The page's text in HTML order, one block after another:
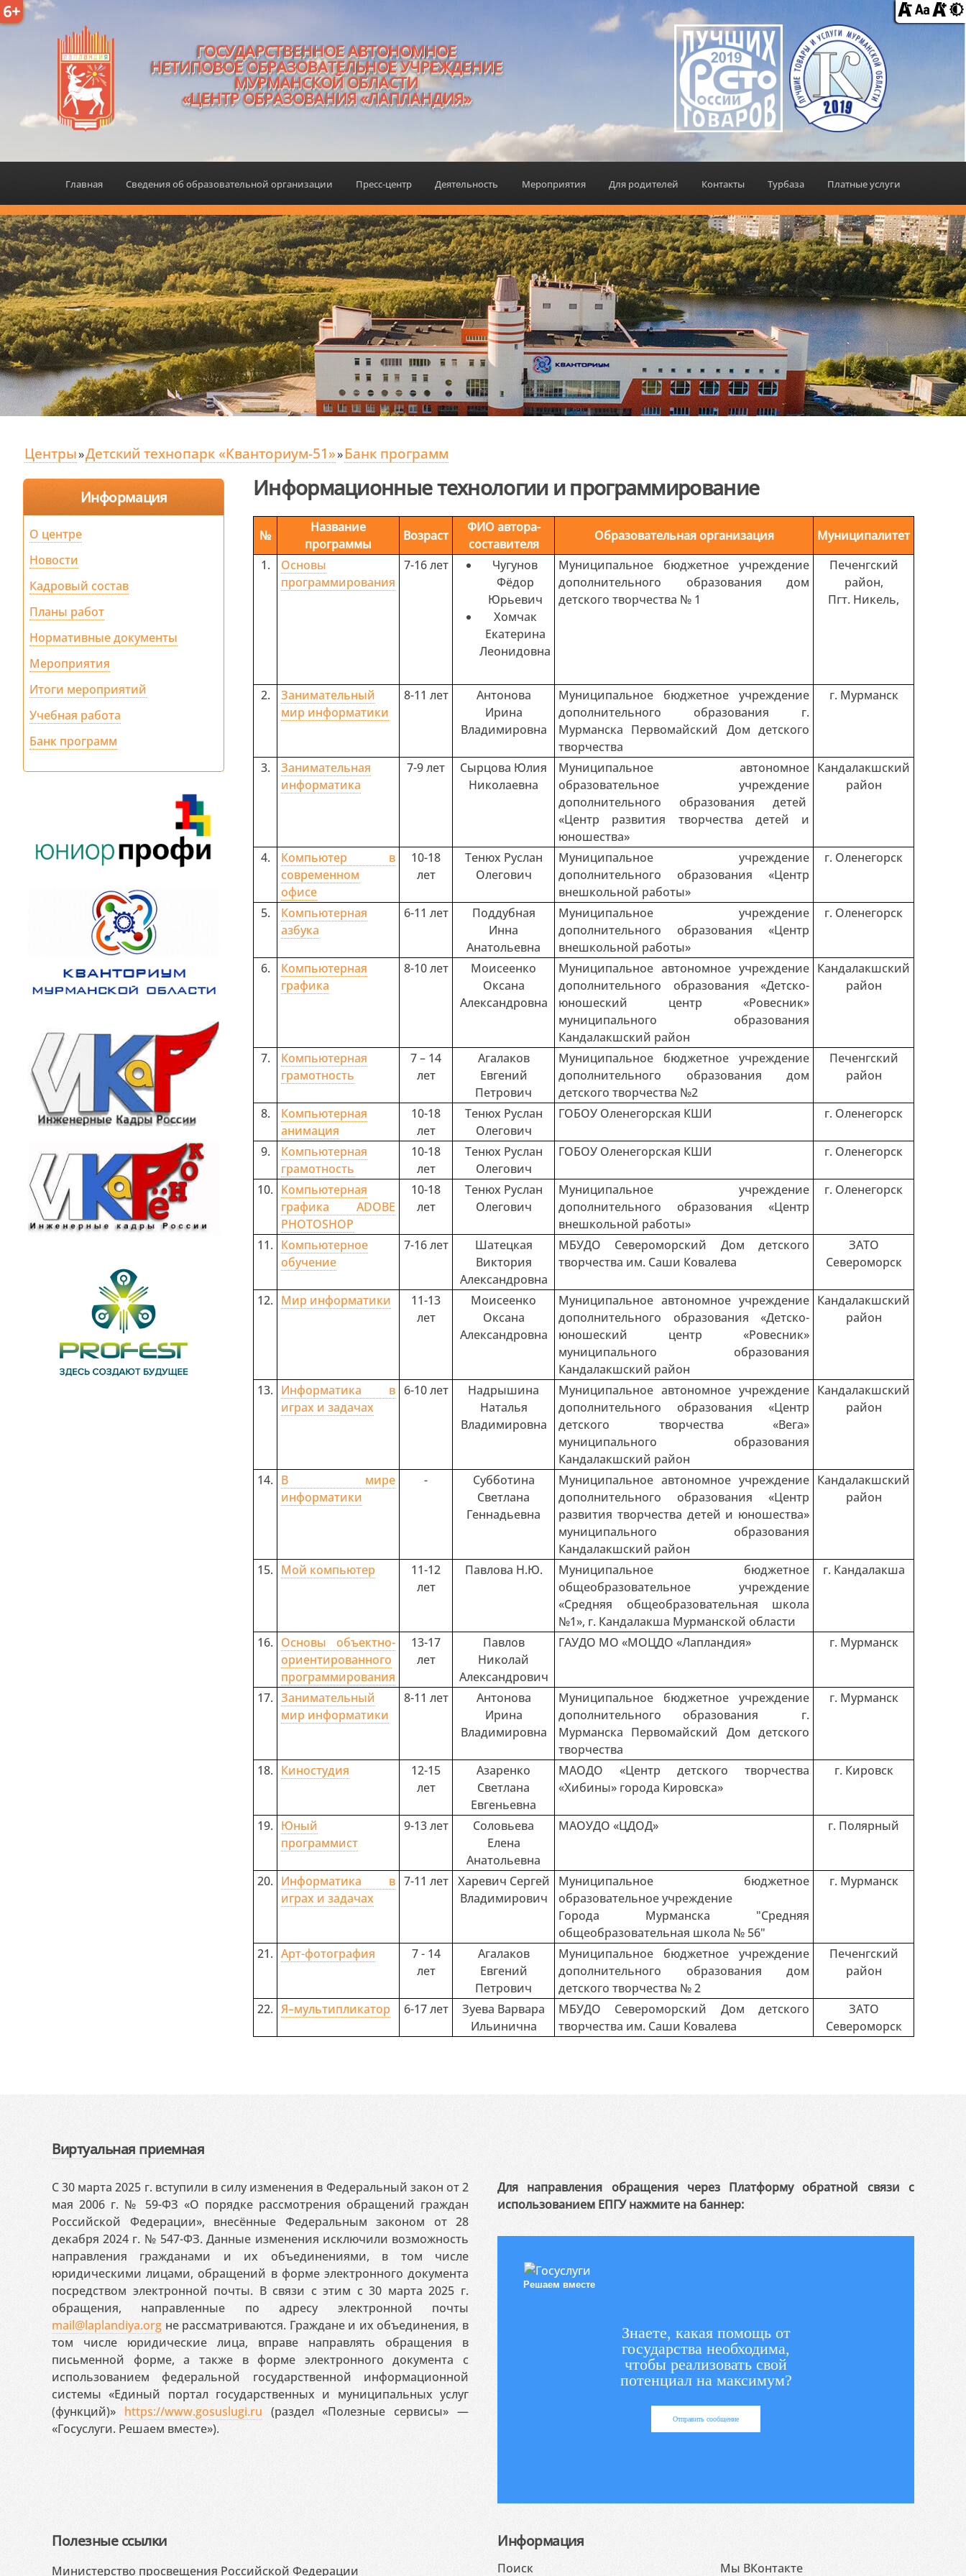
6+
ГОСУДАРСТВЕННОЕ АВТОНОМНОЕ
НЕТИПОВОЕ ОБРАЗОВАТЕЛЬНОЕ УЧРЕЖДЕНИЕ
МУРМАНСКОЙ ОБЛАСТИ
«ЦЕНТР ОБРАЗОВАНИЯ «ЛАПЛАНДИЯ»
Главная Сведения об образовательной организации Пресс-центр Деятельность Мероприятия Для родителей Контакты Турбаза Платные услуги
Центры»Детский технопарк «Кванториум-51»»Банк программ
Информация
О центре
Новости
Кадровый состав
Планы работ
Нормативные документы
Мероприятия
Итоги мероприятий
Учебная работа
Банк программ
Информационные технологии и программирование
№
Название
программы
Возраст
ФИО автора-
составителя
Образовательная организация
Муниципалитет
1.
Основы
программирования
7-16 лет
Чугунов
Фёдор
Юрьевич
Хомчак
Екатерина
Леонидовна
Муниципальное бюджетное учреждение
дополнительного образования дом
детского творчества № 1
Печенгский
район,
Пгт. Никель,
2.
Занимательный
мир информатики
8-11 лет
Антонова
Ирина
Владимировна
Муниципальное бюджетное учреждение
дополнительного образования г.
Мурманска Первомайский Дом детского
творчества
г. Мурманск
3.
Занимательная
информатика
7-9 лет
Сырцова Юлия
Николаевна
Муниципальное автономное
образовательное учреждение
дополнительного образования детей
«Центр развития творчества детей и
юношества»
Кандалакшский
район
4.
Компьютер в
современном
офисе
10-18
лет
Тенюх Руслан
Олегович
Муниципальное учреждение
дополнительного образования «Центр
внешкольной работы»
г. Оленегорск
5.
Компьютерная
азбука
6-11 лет
Поддубная
Инна
Анатольевна
Муниципальное учреждение
дополнительного образования «Центр
внешкольной работы»
г. Оленегорск
6.
Компьютерная
графика
8-10 лет
Моисеенко
Оксана
Александровна
Муниципальное автономное учреждение
дополнительного образования «Детско-
юношеский центр «Ровесник»
муниципального образования
Кандалакшский район
Кандалакшский
район
7.
Компьютерная
грамотность
7 – 14
лет
Агалаков
Евгений
Петрович
Муниципальное бюджетное учреждение
дополнительного образования дом
детского творчества №2
Печенгский
район
8.
Компьютерная
анимация
10-18
лет
Тенюх Руслан
Олегович
ГОБОУ Оленегорская КШИ г. Оленегорск
9.
Компьютерная
грамотность
10-18
лет
Тенюх Руслан
Олегович
ГОБОУ Оленегорская КШИ г. Оленегорск
10. Компьютерная
графика ADOBE
PHOTOSHOP
10-18
лет
Тенюх Руслан
Олегович
Муниципальное учреждение
дополнительного образования «Центр
внешкольной работы»
г. Оленегорск
11. Компьютерное
обучение
7-16 лет
Шатецкая
Виктория
Александровна
МБУДО Североморский Дом детского
творчества им. Саши Ковалева
ЗАТО
Североморск
12. Мир информатики
11-13
лет
Моисеенко
Оксана
Александровна
Муниципальное автономное учреждение
дополнительного образования «Детско-
юношеский центр «Ровесник»
муниципального образования
Кандалакшский район
Кандалакшский
район
13. Информатика в
играх и задачах
6-10 лет
Надрышина
Наталья
Владимировна
Муниципальное автономное учреждение
дополнительного образования «Центр
детского творчества «Вега»
муниципального образования
Кандалакшский район
Кандалакшский
район
14. В мире
информатики
-
Субботина
Светлана
Геннадьевна
Муниципальное автономное учреждение
дополнительного образования «Центр
развития творчества детей и юношества»
муниципального образования
Кандалакшский район
Кандалакшский
район
15. Мой компьютер
11-12
лет
Павлова Н.Ю.
Муниципальное бюджетное
общеобразовательное учреждение
«Средняя общеобразовательная школа
№1», г. Кандалакша Мурманской области
г. Кандалакша
16. Основы объектно-
ориентированного
программирования
13-17
лет
Павлов
Николай
Александрович
ГАУДО МО «МОЦДО «Лапландия» г. Мурманск
17. Занимательный
мир информатики
8-11 лет
Антонова
Ирина
Владимировна
Муниципальное бюджетное учреждение
дополнительного образования г.
Мурманска Первомайский Дом детского
творчества
г. Мурманск
18. Киностудия
12-15
лет
Азаренко
Светлана
Евгеньевна
МАОДО «Центр детского творчества
«Хибины» города Кировска»
г. Кировск
19. Юный
программист
9-13 лет
Соловьева
Елена
Анатольевна
МАОУДО «ЦДОД» г. Полярный
20. Информатика в
играх и задачах
7-11 лет
Харевич Сергей
Владимирович
Муниципальное бюджетное
образовательное учреждение
Города Мурманска "Средняя
общеобразовательная школа № 56"
г. Мурманск
21. Арт-фотография
7 - 14
лет
Агалаков
Евгений
Петрович
Муниципальное бюджетное учреждение
дополнительного образования дом
детского творчества № 2
Печенгский
район
22. Я–мультипликатор 6-17 лет
Зуева Варвара
Ильинична
МБУДО Североморский Дом детского
творчества им. Саши Ковалева
ЗАТО
Североморск
Виртуальная приемная
С 30 марта 2025 г. вступили в силу изменения в Федеральный закон от 2
мая 2006 г. № 59-ФЗ «О порядке рассмотрения обращений граждан
Российской Федерации», внесённые Федеральным законом от 28
декабря 2024 г. № 547-ФЗ. Данные изменения исключили возможность
направления гражданами и их объединениями, в том числе
юридическими лицами, обращений в форме электронного документа
посредством электронной почты. В связи с этим с 30 марта 2025 г.
обращения, направленные по адресу электронной почты
mail@laplandiya.org не рассматриваются. Граждане и их объединения, в
том числе юридические лица, вправе направлять обращения в
письменной форме, а также в форме электронного документа с
использованием федеральной государственной информационной
системы «Единый портал государственных и муниципальных услуг
(функций)» https://www.gosuslugi.ru (раздел «Полезные сервисы» —
«Госуслуги. Решаем вместе»).
Для направления обращения через Платформу обратной связи с
использованием ЕПГУ нажмите на баннер:
Решаем вместе
Знаете, какая помощь от
государства необходима,
чтобы реализовать свой
потенциал на максимум?
Отправить сообщение
Полезные ссылки
Министерство просвещения Российской Федерации
Информация
Поиск Мы ВКонтакте